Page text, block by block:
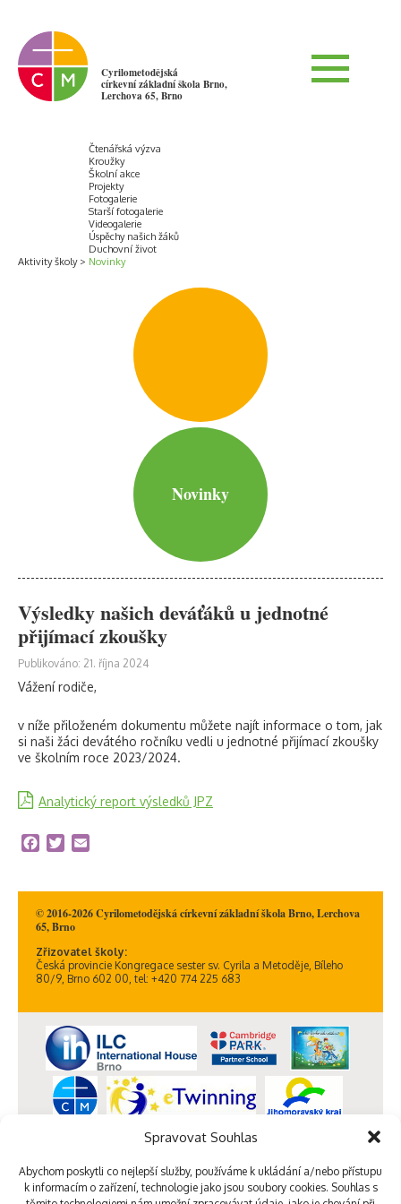
Spravovat Souhlas
Abychom poskytli co nejlepší služby, používáme k ukládání a/nebo přístupu
k informacím o zařízení, technologie jako jsou soubory cookies. Souhlas s
Cyrilometodějská
církevní základní škola Brno,
Lerchova 65, Brno
Aktivity školy
Čtenářská výzva
Kroužky
Školní akce
Projekty
Fotogalerie
Starší fotogalerie
Videogalerie
Úspěchy našich žáků
Duchovní život
Novinky
Novinky
Výsledky našich deváťáků u jednotné
přijímací zkoušky
Publikováno: 21. října 2024
Vážení rodiče,
v níže přiloženém dokumentu můžete najít informace o tom, jak
si naši žáci devátého ročníku vedli u jednotné přijímací zkoušky
ve školním roce 2023/2024.
Analytický report výsledků JPZ
Facebook
Twitter
© 2016-2026 Cyrilometodějská církevní základní škola Brno, Lerchova
65, Brno
Zřizovatel školy:
Česká provincie Kongregace sester sv. Cyrila a Metoděje, Bíleho
80/9, Brno 602 00, tel: +420 774 225 683